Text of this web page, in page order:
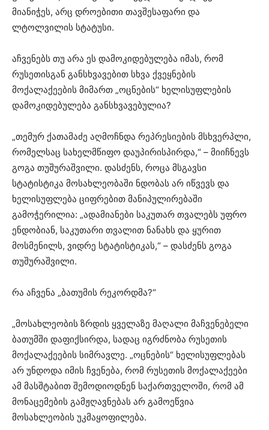
მიანიჭეს, არც დროებითი თავშესაფარი და
ლტოლვილის სტატუსი.
აჩვენებს თუ არა ეს დამოკიდებულება იმას, რომ
რუსეთისგან განსხვავებით სხვა ქვეყნების
მოქალაქეების მიმართ „ოცნების“ ხელისუფლების
დამოკიდებულება განსხვავებულია?
„თემურ ქათამაძე აღმოჩნდა რეპრესიების მსხვერპლი,
რომელსაც სახელმწიფო დაუპირისპირდა,“ – მიიჩნევს
გოგა თუშურაშვილი. დასძენს, როცა მსგავსი
სტატისტიკა მოსახლეობაში ნდობას არ იწვევს და
ხელისუფლება ციფრებით მანიპულირებაში
გამოჭერილია: „ადამიანები საკუთარ თვალებს უფრო
ენდობიან, საკუთარი თვალით ნანახს და ყურით
მოსმენილს, ვიდრე სტატისტიკას,“ – დასძენს გოგა
თუშურაშვილი.
რა აჩვენა „ბათუმის რეკორდმა?“
„მოსახლეობის ზრდის ყველაზე მაღალი მაჩვენებელი
ბათუმში დაფიქსირდა, სადაც იგრძნობა რუსეთის
მოქალაქეების სიმრავლე. „ოცნების“ ხელისუფლებას
არ უნდოდა იმის ჩვენება, რომ რუსეთის მოქალაქეები
ამ მასშტაბით შემოდიოდნენ საქართველოში, რომ ამ
მონაცემების გამჟღავნებას არ გამოეწვია
მოსახლეობის უკმაყოფილება.